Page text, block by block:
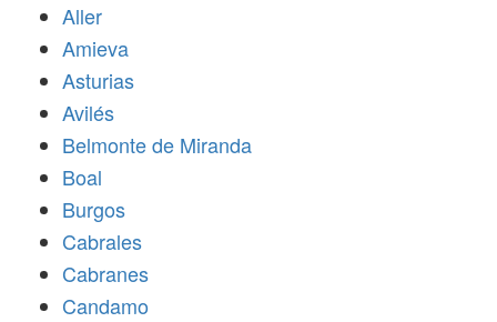
Aller
Amieva
Asturias
Avilés
Belmonte de Miranda
Boal
Burgos
Cabrales
Cabranes
Candamo